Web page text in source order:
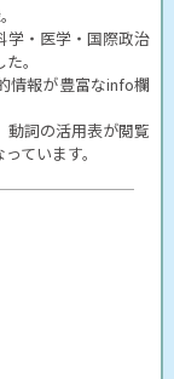
学・医学・国際政治
。
情報が豊富なinfo欄
動詞の活用表が閲覧
ています。